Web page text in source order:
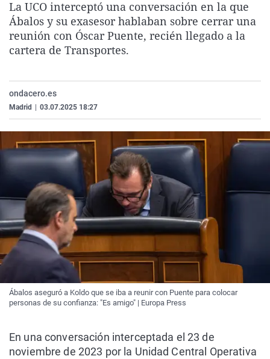
La rosa de los vientos
Gente viajera
Caso
Retornados
Extremadura
Galicia
Virales
Televisión
La UCO interceptó una conversación en la que
Ábalos y su exasesor hablaban sobre cerrar una
reunión con Óscar Puente, recién llegado a la
cartera de Transportes.
ondacero.es
Madrid 03.07.2025 18:27
Ábalos aseguró a Koldo que se iba a reunir con Puente para colocar
personas de su confianza: "Es amigo" | Europa Press
En una conversación interceptada el 23 de
noviembre de 2023 por la Unidad Central Operativa